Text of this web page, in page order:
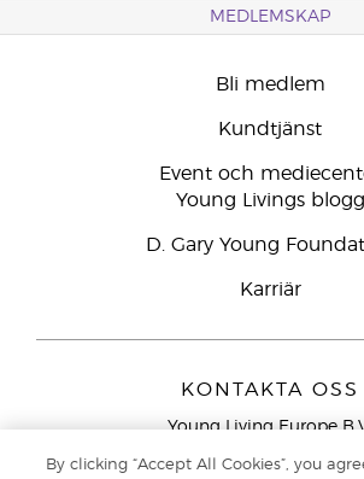
MEDLEMSKAP
Bli medlem
Kundtjänst
Event och
Young Livings blogg
D. Gary Young
Karriär
KONTAKTA OSS
Young Living Europe
9727 AJ Groningen
By clicking “Accept All Cookies”, you